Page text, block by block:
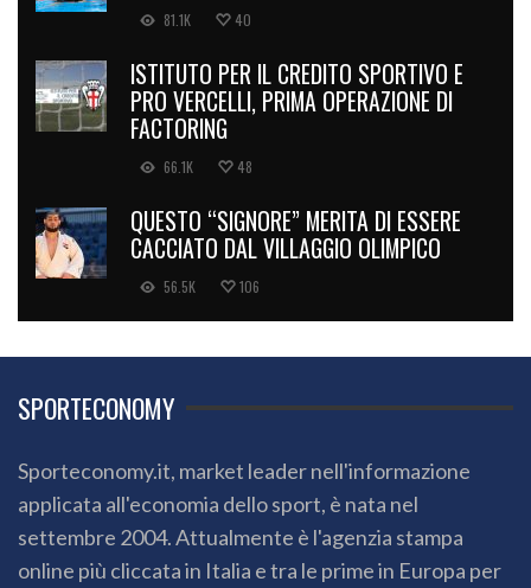
81.1K 40
ISTITUTO PER IL CREDITO SPORTIVO E
PRO VERCELLI, PRIMA OPERAZIONE DI
FACTORING
66.1K 48
QUESTO “SIGNORE” MERITA DI ESSERE
CACCIATO DAL VILLAGGIO OLIMPICO
56.5K 106
SPORTECONOMY
Sporteconomy.it, market leader nell'informazione
applicata all'economia dello sport, è nata nel
settembre 2004. Attualmente è l'agenzia stampa
online più cliccata in Italia e tra le prime in Europa per